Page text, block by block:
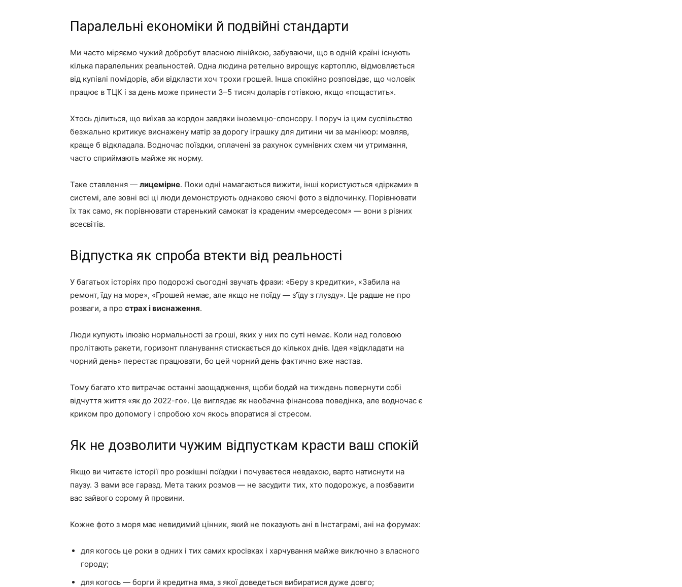
Паралельні економіки й подвійні стандарти
Ми часто міряємо чужий добробут власною лінійкою, забуваючи, що в одній країні існують
кілька паралельних реальностей. Одна людина ретельно вирощує картоплю, відмовляється
від купівлі помідорів, аби відкласти хоч трохи грошей. Інша спокійно розповідає, що чоловік
працює в ТЦК і за день може принести 3–5 тисяч доларів готівкою, якщо «пощастить».
Хтось ділиться, що виїхав за кордон завдяки іноземцю-спонсору. І поруч із цим суспільство
безжально критикує виснажену матір за дорогу іграшку для дитини чи за манікюр: мовляв,
краще б відкладала. Водночас поїздки, оплачені за рахунок сумнівних схем чи утримання,
часто сприймають майже як норму.
Таке ставлення — лицемірне. Поки одні намагаються вижити, інші користуються «дірками» в
системі, але зовні всі ці люди демонструють однаково сяючі фото з відпочинку. Порівнювати
їх так само, як порівнювати старенький самокат із краденим «мерседесом» — вони з різних
всесвітів.
Відпустка як спроба втекти від реальності
У багатьох історіях про подорожі сьогодні звучать фрази: «Беру з кредитки», «Забила на
ремонт, їду на море», «Грошей немає, але якщо не поїду — з’їду з глузду». Це радше не про
розваги, а про страх і виснаження.
Люди купують ілюзію нормальності за гроші, яких у них по суті немає. Коли над головою
пролітають ракети, горизонт планування стискається до кількох днів. Ідея «відкладати на
чорний день» перестає працювати, бо цей чорний день фактично вже настав.
Тому багато хто витрачає останні заощадження, щоби бодай на тиждень повернути собі
відчуття життя «як до 2022-го». Це виглядає як необачна фінансова поведінка, але водночас є
криком про допомогу і спробою хоч якось впоратися зі стресом.
Як не дозволити чужим відпусткам красти ваш спокій
Якщо ви читаєте історії про розкішні поїздки і почуваєтеся невдахою, варто натиснути на
паузу. З вами все гаразд. Мета таких розмов — не засудити тих, хто подорожує, а позбавити
вас зайвого сорому й провини.
Кожне фото з моря має невидимий цінник, який не показують ані в Інстаграмі, ані на форумах:
для когось це роки в одних і тих самих кросівках і харчування майже виключно з власного
городу;
для когось — борги й кредитна яма, з якої доведеться вибиратися дуже довго;